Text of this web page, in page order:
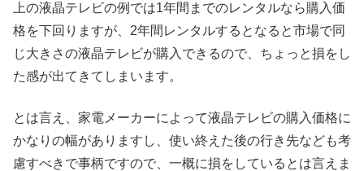
上の液晶テレビの例では1年間までのレンタルなら購入価
格を下回りますが、2年間レンタルするとなると市場で同
じ大きさの液晶テレビが購入できるので、ちょっと損をし
た感が出てきてしまいます。
とは言え、家電メーカーによって液晶テレビの購入価格に
かなりの幅がありますし、使い終えた後の行き先なども考
慮すべきで事柄ですので、一概に損をしているとは言えま